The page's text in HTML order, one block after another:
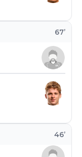
46’
67’